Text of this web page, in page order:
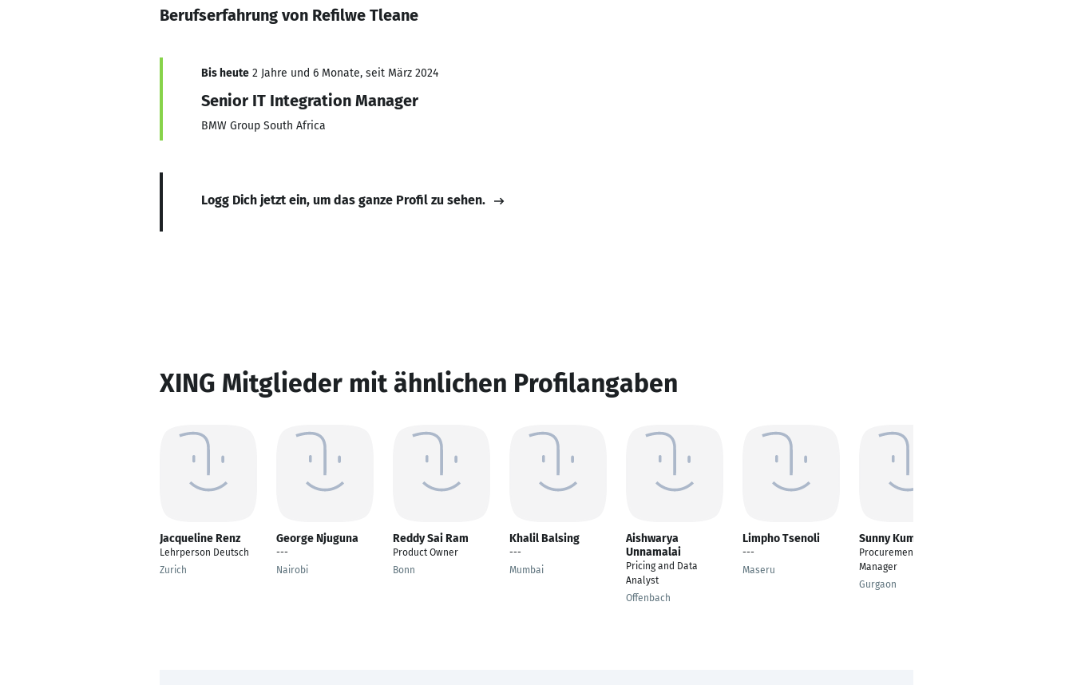
Berufserfahrung von Refilwe Tleane
Bis heute 2 Jahre und 6 Monate, seit März 2024
Senior IT Integration Manager
BMW Group South Africa
Logg Dich jetzt ein, um das ganze Profil zu sehen.
XING Mitglieder mit ähnlichen Profilangaben
Jacqueline Renz
Lehrperson Deutsch
Zurich
George Njuguna
---
Nairobi
Reddy Sai Ram
Product Owner
Bonn
Khalil Balsing
---
Mumbai
Aishwarya
Unnamalai
Pricing and Data
Analyst
Offenbach
Limpho Tsenoli
---
Maseru
Sunny Kumar
Procurement
Manager
Gurgaon